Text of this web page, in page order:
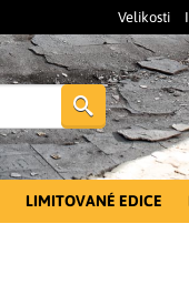
Velikosti
Vyhledat
LIMITOVANÉ EDICE